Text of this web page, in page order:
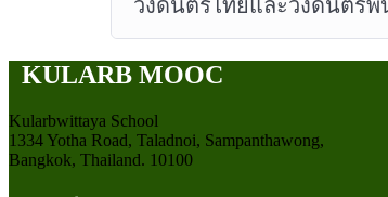
วงดนตรีไทยและวงดนตรี
KULARB MOOC
Kularbwittaya School
1334 Yotha Road, Taladnoi, Sampanthawong,
Bangkok, Thailand. 10100